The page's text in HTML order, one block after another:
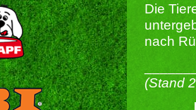
Die
nach
(Stand